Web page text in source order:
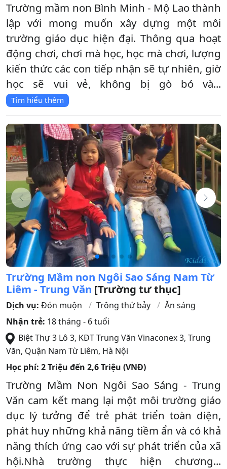
Trường mầm non Bình Minh - Mộ Lao thành
lập với mong muốn xây dựng một môi
trường giáo dục hiện đại. Thông qua hoạt
động chơi, chơi mà học, học mà chơi, lượng
kiến thức các con tiếp nhận sẽ tự nhiên, giờ
học sẽ vui vẻ, không bị gò bó và...
Tìm hiểu thêm
Trường Mầm non Ngôi Sao Sáng Nam Từ
Liêm - Trung Văn [Trường tư thục]
Dịch vụ: Đón muộn Trông thứ bảy
Ăn sáng
Nhận trẻ: 18 tháng - 6 tuổi
Biệt Thự 3 Lô 3, KĐT Trung Văn Vinaconex 3, Trung
Văn, Quận Nam Từ Liêm, Hà Nội
Học phí: 2 Triệu đến 2,6 Triệu (VNĐ)
Trường Mầm Non Ngôi Sao Sáng - Trung
Văn cam kết mang lại một môi trường giáo
dục lý tưởng để trẻ phát triển toàn diện,
phát huy những khả năng tiềm ẩn và có khả
năng thích ứng cao với sự phát triển của xã
hội.Nhà trường thực hiện chương...